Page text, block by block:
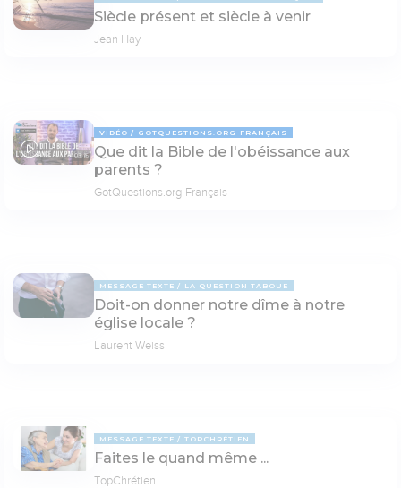
Siècle présent et siècle à venir
Jean Hay
03:15
VIDÉO GOTQUESTIONS.ORG-FRANÇAIS
Que dit la Bible de l'obéissance aux
parents ?
GotQuestions.org-Français
MESSAGE TEXTE LA QUESTION TABOUE
Doit-on donner notre dîme à notre
église locale ?
Laurent Weiss
MESSAGE TEXTE TOPCHRÉTIEN
Faites le quand même ...
TopChrétien